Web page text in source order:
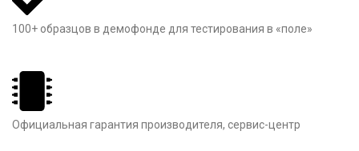
100+ образцов в демофонде для тестирования в «поле»
Официальная гарантия производителя, сервис-центр